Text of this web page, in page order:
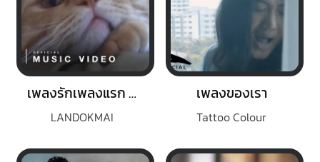
เพลงรักเพลงแรก (Blooming)
LANDOKMAI
เพลงของเรา
Tattoo Colour